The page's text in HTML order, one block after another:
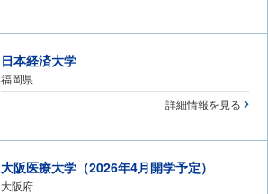
日本経済大学
福岡県
詳細情報を見る
大阪医療大学（2026年4月開学予定）
大阪府